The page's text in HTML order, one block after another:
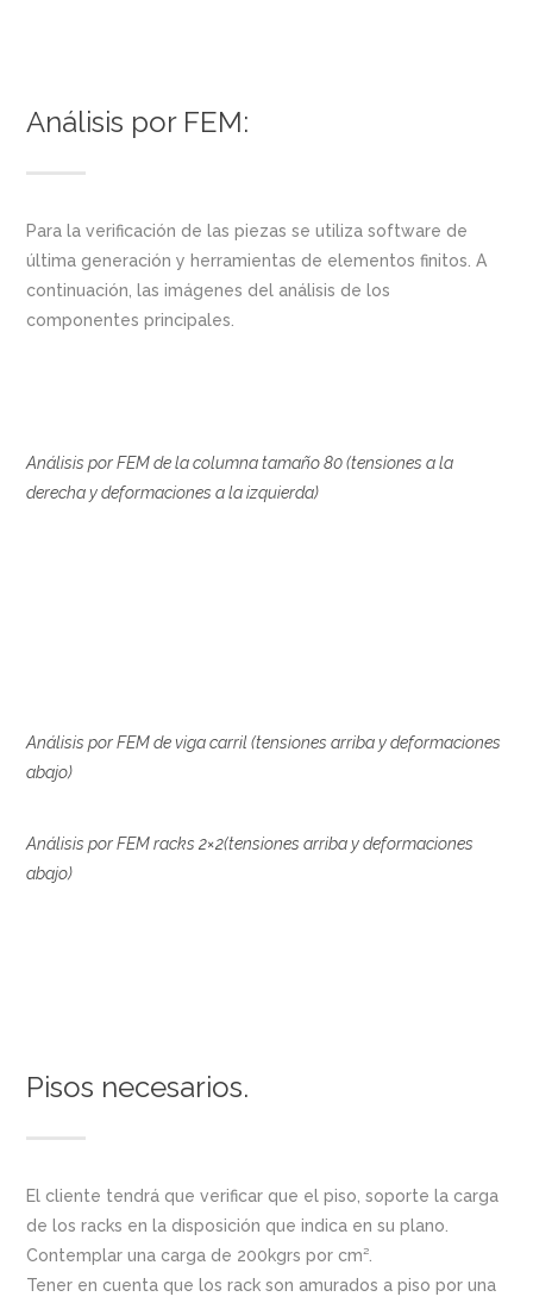
Análisis por FEM:
Para la verificación de las piezas se utiliza software de
última generación y herramientas de elementos finitos. A
continuación, las imágenes del análisis de los
componentes principales.
Análisis por FEM de la columna tamaño 80 (tensiones a la
derecha y deformaciones a la izquierda)
Análisis por FEM de viga carril (tensiones arriba y deformaciones
abajo)
Análisis por FEM racks 2×2(tensiones arriba y deformaciones
abajo)
Pisos necesarios.
El cliente tendrá que verificar que el piso, soporte la carga
de los racks en la disposición que indica en su plano.
Contemplar una carga de 200kgrs por cm².
Tener en cuenta que los rack son amurados a piso por una